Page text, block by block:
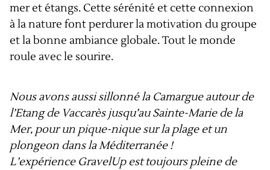
mer et étangs. Cette sérénité et cette connexion
à la nature font perdurer la motivation du groupe
et la bonne ambiance globale. Tout le monde
roule avec le sourire.
Nous avons aussi sillonné la Camargue autour de
l’Etang de Vaccarès jusqu’au Sainte-Marie de la
Mer, pour un pique-nique sur la plage et un
plongeon dans la Méditerranée !
L’expérience GravelUp est toujours pleine de